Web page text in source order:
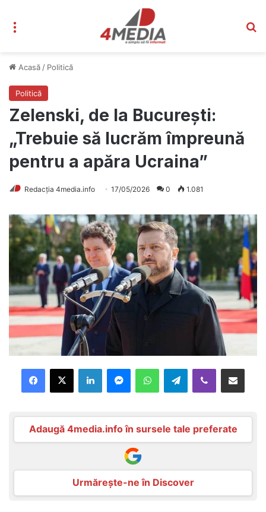
Acasă / Politică
Politică
Zelenski, de la București:
„Trebuie să lucrăm împreună
pentru a apăra Ucraina”
Redacția 4media.info 17/05/2026 0 1.081
Facebook
X LinkedInMessengerWhatsAppTelegramViber Distribuie prin mail
Adaugă 4media.info în sursele tale preferate
Urmărește-ne în Discover